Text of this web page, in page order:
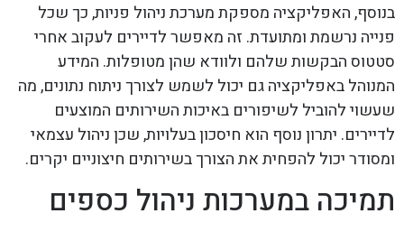
בנוסף, האפליקציה מספקת מערכת ניהול פניות, כך שכל
פנייה נרשמת ומתועדת. זה מאפשר לדיירים לעקוב אחרי
סטטוס הבקשות שלהם ולוודא שהן מטופלות. המידע
המנוהל באפליקציה גם יכול לשמש לצורך ניתוח נתונים, מה
שעשוי להוביל לשיפורים באיכות השירותים המוצעים
לדיירים. יתרון נוסף הוא חיסכון בעלויות, שכן ניהול עצמאי
ומסודר יכול להפחית את הצורך בשירותים חיצוניים יקרים.
תמיכה במערכות ניהול כספים